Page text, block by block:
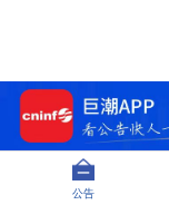
公告